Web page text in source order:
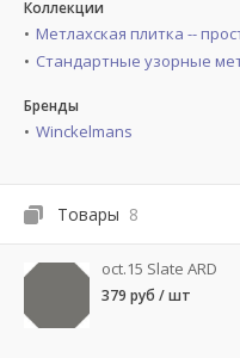
Коллекции
Метлахская плитка --
Стандартные узорные
Бренды
Winckelmans
Товары 8
oct.15 Slate ARD
379 руб / шт